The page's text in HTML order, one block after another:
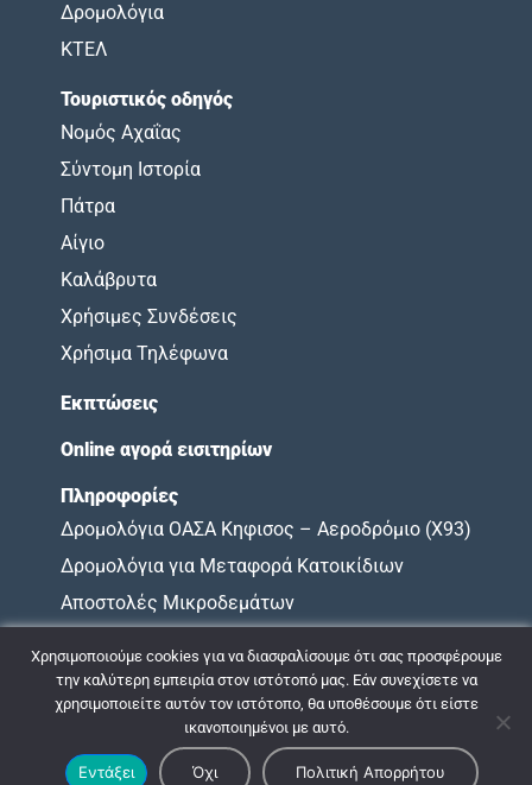
Δρομολόγια
ΚΤΕΛ
Τουριστικός οδηγός
Νομός Αχαΐας
Σύντομη Ιστορία
Πάτρα
Αίγιο
Καλάβρυτα
Χρήσιμες Συνδέσεις
Χρήσιμα Τηλέφωνα
Εκπτώσεις
Online αγορά εισιτηρίων
Πληροφορίες
Δρομολόγια ΟΑΣΑ Κηφισος – Αεροδρόμιο (X93)
Δρομολόγια για Μεταφορά Κατοικίδιων
Αποστολές Μικροδεμάτων
Χάρτης Υποχρεώσεων
© 2009 - 2026 ΚΤΕΛ ΝΟΜΟΥ ΑΧΑΪΑΣ |Πολιτική Απορρήτου
Σχεδιασμός & Ανάπτυξη:
ΙΜΕ Πληροφορική
Χρησιμοποιούμε cookies για να διασφαλίσουμε ότι σας προσφέρουμε
την καλύτερη εμπειρία στον ιστότοπό μας. Εάν συνεχίσετε να
χρησιμοποιείτε αυτόν τον ιστότοπο, θα υποθέσουμε ότι είστε
ικανοποιημένοι με αυτό.
Εντάξει Όχι Πολιτική Απορρήτου